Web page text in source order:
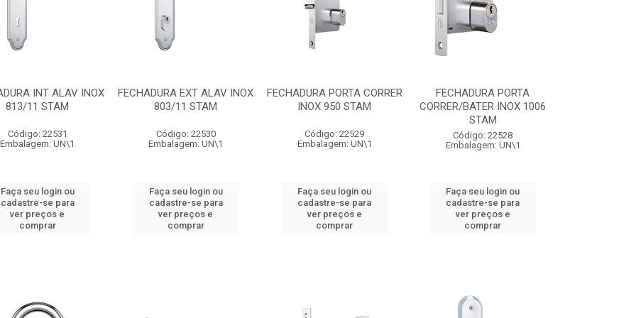
INT ALAV INOX
813/11 STAM
Código: 22531
Embalagem: UN\1
Faça seu login ou
cadastre-se para
ver preços e
comprar
FECHADURA EXT ALAV INOX
803/11 STAM
Código: 22530
Embalagem: UN\1
Faça seu login ou
cadastre-se para
ver preços e
comprar
FECHADURA PORTA CORRER
INOX 950 STAM
Código: 22529
Embalagem: UN\1
Faça seu login ou
cadastre-se para
ver preços e
comprar
FECHADURA PORTA
CORRER/BATER INOX 1006
STAM
Código: 22528
Embalagem: UN\1
Faça seu login ou
cadastre-se para
ver preços e
comprar